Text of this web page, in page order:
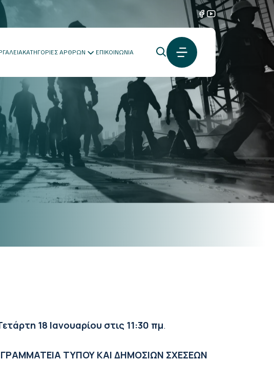
ΚΑΤΗΓΟΡΙΕΣ ΑΡΘΡΩΝ ΕΠΙΚΟΙΝΩΝΙΑ
18 Ιανουαρίου στις 11:30 πμ.
ΓΡΑΜΜΑΤΕΙΑ ΤΥΠΟΥ ΚΑΙ ΔΗΜΟΣΙΩΝ ΣΧΕΣΕΩΝ